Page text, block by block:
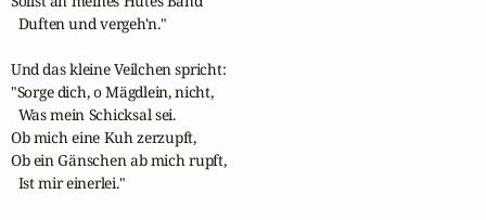
  Duften und vergeh'n."
Und das kleine Veilchen spricht:
"Sorge dich, o Mägdlein, nicht,
  Was mein Schicksal sei.
Ob mich eine Kuh zerzupft,
Ob ein Gänschen ab mich rupft,
  Ist mir einerlei."